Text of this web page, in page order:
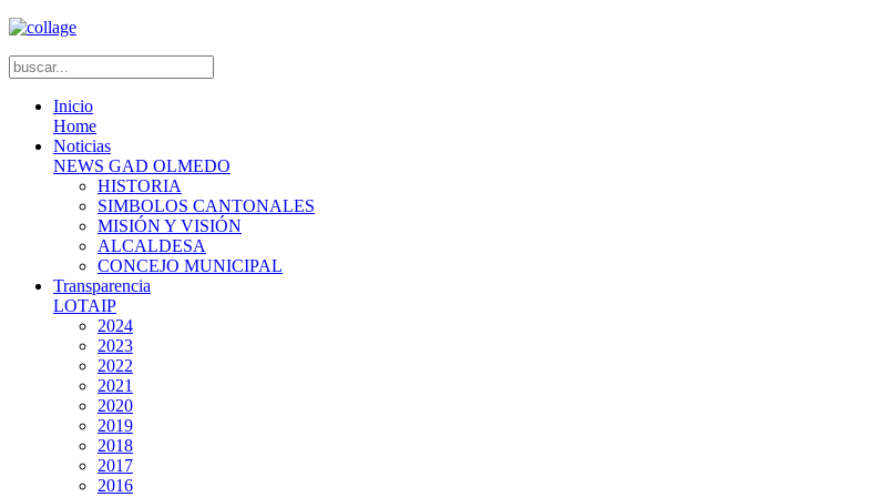
Inicio
Home
Noticias
NEWS GAD OLMEDO
HISTORIA
SIMBOLOS CANTONALES
MISIÓN Y VISIÓN
ALCALDESA
CONCEJO MUNICIPAL
Transparencia
LOTAIP
2024
2023
2022
2021
2020
2019
2018
2017
2016